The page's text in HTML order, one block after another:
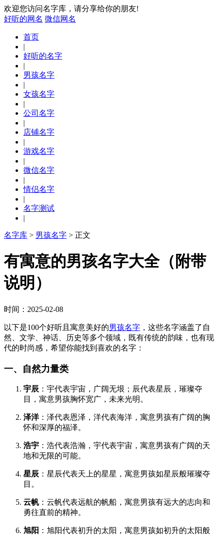
欢迎您访问名字库，请分享给你的朋友!
好听的网名 微信网名
首页
|
好听的名字
|
男孩名字
|
女孩名字
|
公司名字
|
店铺名字
|
游戏名字
|
微信名字
|
情侣名字
|
名字测试
|
名字库 > 男孩名字 > 正文
有寓意的男孩名字大全（附带
说明）
时间：2025-02-08
以下是100个好听且寓意美好的男孩名字 ，这些名字涵盖了自
然、文学、神话、历史等多个领域，既有传统的韵味，也有现
代的时尚感，希望你能找到喜欢的名字：
一、自然力量类
宇辰 ：宇代表宇宙，广阔无垠；辰代表星辰，璀璨夺
目，寓意男孩胸怀宽广，未来光明。
泽洋：泽代表恩泽，洋代表海洋，寓意男孩有广阔的胸
怀和深厚的福泽。
浩宇 ：浩代表浩瀚，宇代表宇宙，寓意男孩有广阔的天
地和无限的可能。
星辰 ：星辰代表天上的星星，寓意男孩如星辰般璀璨夺
目。
云帆：云帆代表远航的帆船，寓意男孩有远大的志向和
勇往直前的精神。
旭阳 ：旭阳代表初升的太阳，寓意男孩如初升的太阳般